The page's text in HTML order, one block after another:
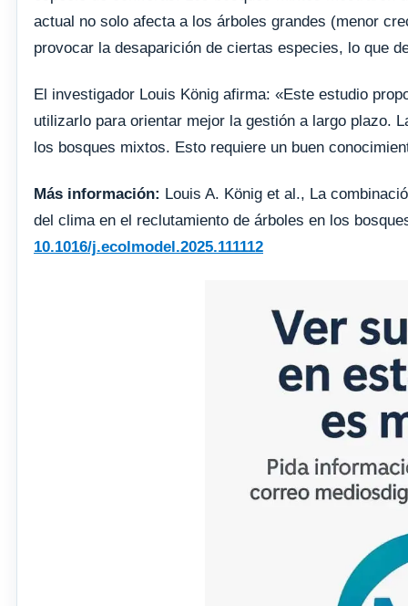
actual no solo afecta a los árboles grandes (menor
provocar la desaparición de ciertas especies, lo que
El investigador Louis König afirma: «Este estudio
utilizarlo para orientar mejor la gestión a largo plazo.
los bosques mixtos. Esto requiere un buen
Más información: Louis A. König et al., La
del clima en el reclutamiento de árboles en los
10.1016/j.ecolmodel.2025.111112